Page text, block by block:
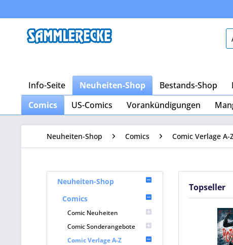
Info-Seite Neuheiten-Shop Bestands-Shop
Comics
US-Comics Vorankündigungen
Neuheiten-Shop Comics Comic Verlage A-
Neuheiten-Shop
Comics
Comic Neuheiten
Comic Sonderangebote
Comic Verlage A-Z
Topseller